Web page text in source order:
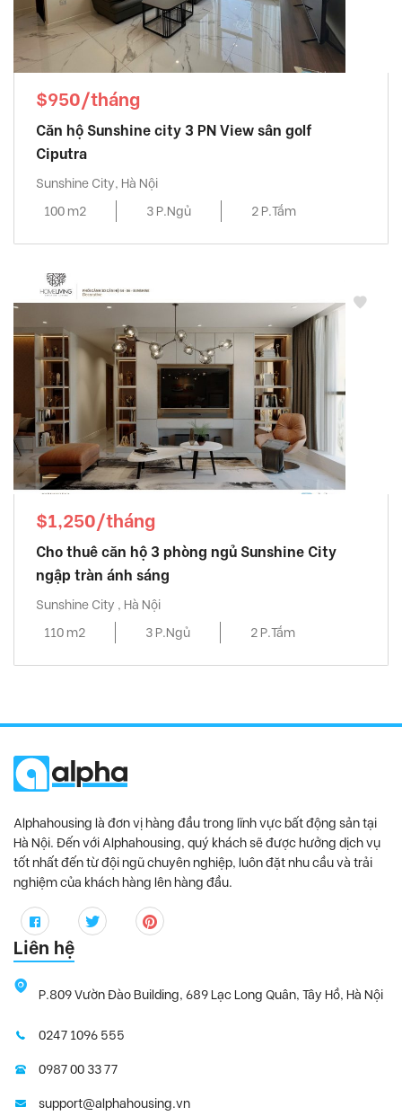
$950/tháng
Căn hộ Sunshine city 3 PN View sân golf
Ciputra
Sunshine City, Hà Nội
100 m2
3 P.Ngủ 2 P.Tắm
$1,250/tháng
Cho thuê căn hộ 3 phòng ngủ Sunshine City
ngập tràn ánh sáng
Sunshine City , Hà Nội
110 m2
3 P.Ngủ 2 P.Tắm
Alphahousing là đơn vị hàng đầu trong lĩnh vực bất động sản tại
Hà Nội. Đến với Alphahousing, quý khách sẽ được hưởng dịch vụ
tốt nhất đến từ đội ngũ chuyên nghiệp, luôn đặt nhu cầu và trải
nghiệm của khách hàng lên hàng đầu.
Liên hệ
P.809 Vườn Đào Building, 689 Lạc Long Quân, Tây Hồ, Hà Nội
0247 1096 555
0987 00 33 77
support@alphahousing.vn